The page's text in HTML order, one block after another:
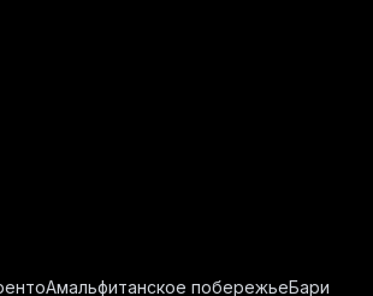
Амальфитанское побережьеБари